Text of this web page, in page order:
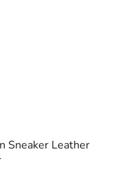
Sneaker Leather